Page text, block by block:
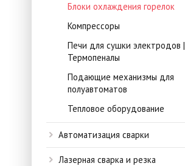
Блоки охлаждения горелок
Компрессоры
Печи для сушки электродов |
Термопеналы
Подающие механизмы для
полуавтоматов
Тепловое оборудование
Автоматизация сварки
Лазерная сварка и резка